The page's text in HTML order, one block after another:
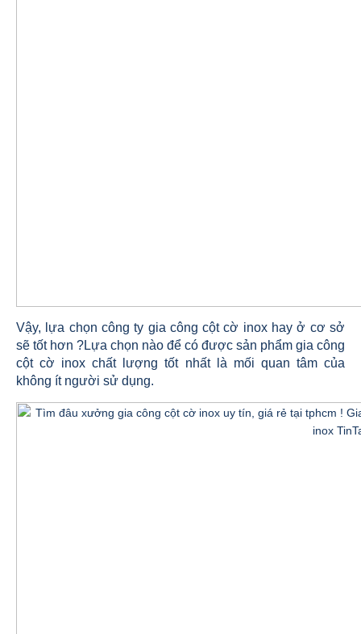
Vậy, lựa chọn công ty gia công cột cờ inox hay ở cơ sở
sẽ tốt hơn ?Lựa chọn nào để có được sản phẩm gia công
cột cờ inox chất lượng tốt nhất là mối quan tâm của
không ít người sử dụng.